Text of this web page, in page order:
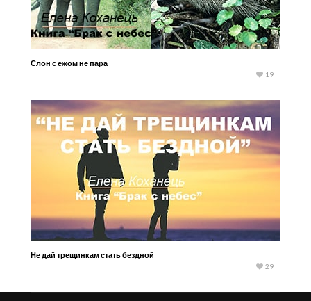
Слон с ежом не пара
19
Не дай трещинкам стать бездной
29